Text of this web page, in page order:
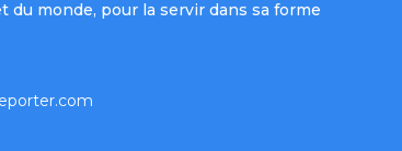
du monde, pour la servir dans sa forme